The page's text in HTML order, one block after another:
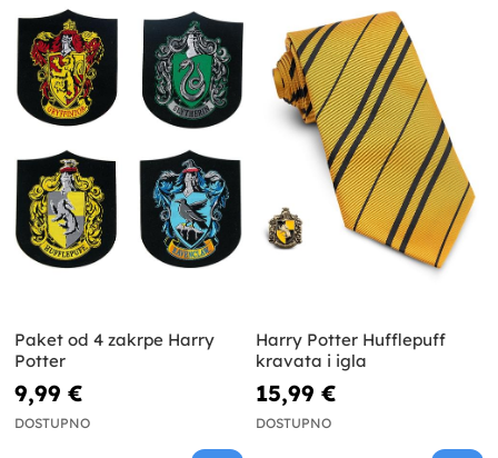
Paket od 4 zakrpe Harry
Potter
9,99 €
DOSTUPNO
Harry Potter Hufflepuff
kravata i igla
15,99 €
DOSTUPNO